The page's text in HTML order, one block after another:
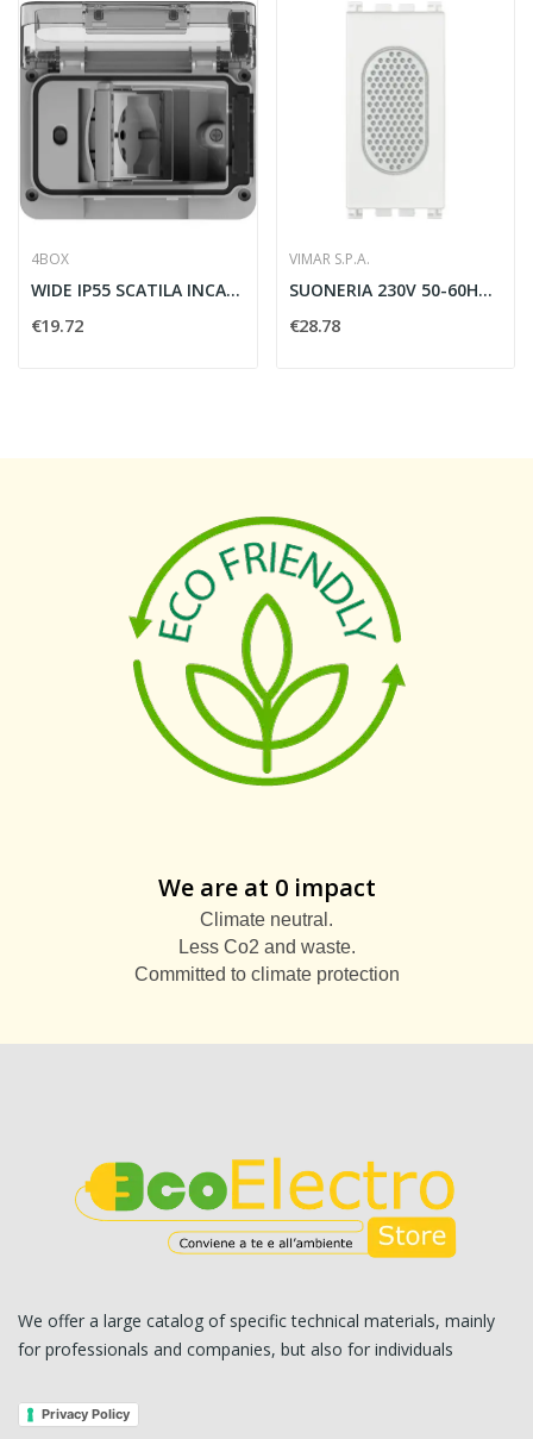
4BOX
WIDE IP55 SCATILA INCASSO GRIGIO - 4BOX 4B.W.RAL
€19.72
VIMAR S.P.A.
SUONERIA 230V 50-60HZ BIANCO - VIMAR 19373.B
€28.78
We are at 0 impact
Climate neutral.
Less Co2 and waste.
Committed to climate protection
We offer a large catalog of specific technical materials, mainly
for professionals and companies, but also for individuals
Privacy Policy